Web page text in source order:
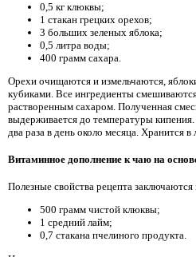
0,5 кг клюквы;
1 стакан грецких орехов;
3 больших зеленых яблока;
0,5 литра воды;
400 грамм сахара.
Орехи очищаются и измельчаются,
кубиками. Все ингредиенты
растворенным сахаром. Полученная
выдерживается до температуры
два раза в день около месяца. Хранится
Витаминное дополнение к чаю на
Полезные свойства рецепта
500 грамм чистой клюквы;
1 средний лайм;
0,7 стакана пчелиного продукта.